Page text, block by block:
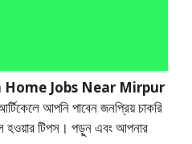
Jobs Near Mirpur
আপনি পাবেন জনপ্রিয় চাকরি
হওয়ার টিপস। পড়ুন এবং আপনার